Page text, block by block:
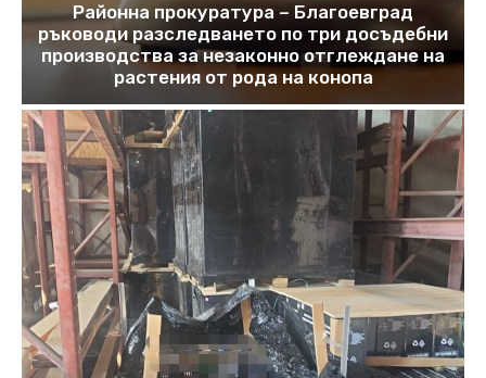
Районна прокуратура – Благоевград
ръководи разследването по три досъдебни
производства за незаконно отглеждане на
растения от рода на конопа